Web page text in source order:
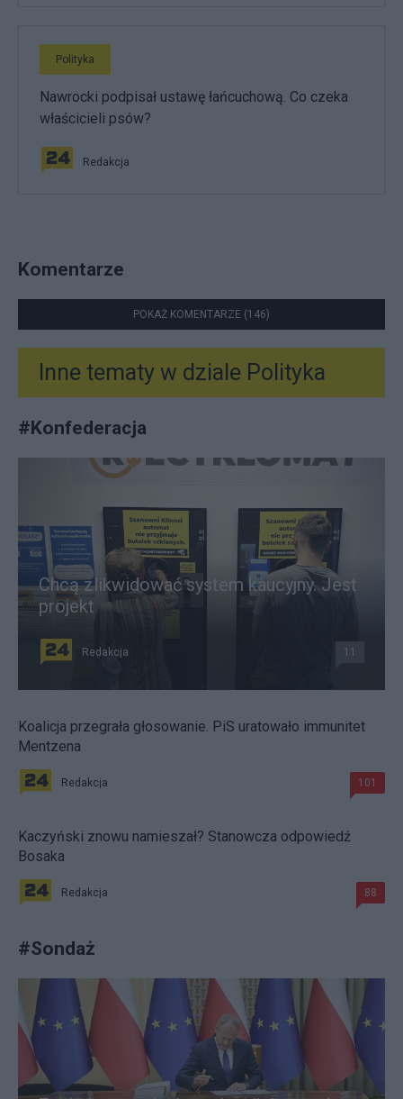
Polityka
Nawrocki podpisał ustawę łańcuchową. Co czeka
właścicieli psów?
Redakcja
Komentarze
POKAŻ KOMENTARZE (146)
Inne tematy w dziale Polityka
#Konfederacja
Chcą zlikwidować system kaucyjny. Jest
projekt
Redakcja 11
Koalicja przegrała głosowanie. PiS uratowało immunitet
Mentzena
Redakcja 101
Kaczyński znowu namieszał? Stanowcza odpowiedź
Bosaka
Redakcja 88
#Sondaż